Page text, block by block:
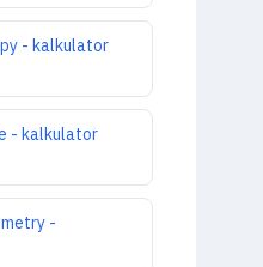
- kalkulator
- kalkulator
-